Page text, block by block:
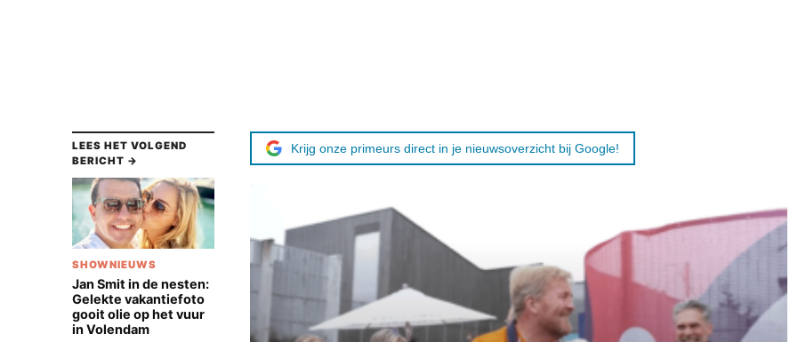
LEES HET VOLGEND
BERICHT →
SHOWNIEUWS
Jan Smit in de nesten:
Gelekte vakantiefoto
gooit olie op het vuur
in Volendam
Krijg onze primeurs direct in je nieuwsoverzicht bij Google!